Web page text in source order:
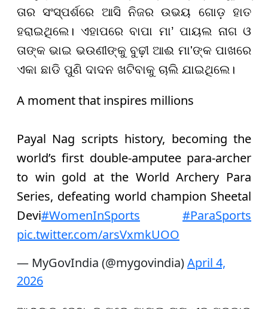
ତାର ସଂସ୍ପର୍ଶରେ ଆସି ନିଜର ଉଭୟ ଗୋଡ଼ ହାତ
ହରାଇଥିଲେ। ଏହାପରେ ବାପା ମା’ ପାୟଲ ନାଗ ଓ
ତାଙ୍କ ଭାଇ ଭଉଣୀଙ୍କୁ ବୁଢ଼ୀ ଆଈ ମା'ଙ୍କ ପାଖରେ
ଏକା ଛାଡି ପୁଣି ଦାଦନ ଖଟିବାକୁ ଚାଲି ଯାଇଥିଲେ।
A moment that inspires millions
Payal Nag scripts history, becoming the
world’s first double-amputee para-archer
to win gold at the World Archery Para
Series, defeating world champion Sheetal
Devi#WomenInSports
#ParaSports
pic.twitter.com/arsVxmkUOO
— MyGovIndia (@mygovindia)April 4,
2026